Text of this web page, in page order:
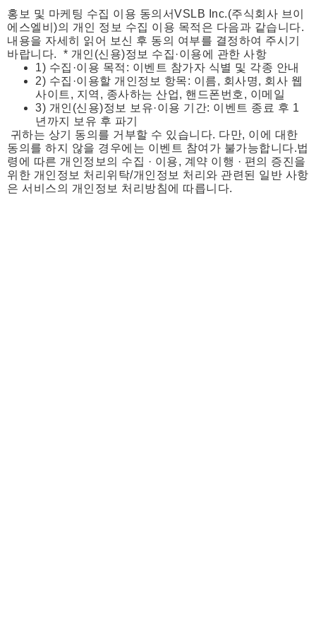
홍보 및 마케팅 수집 이용 동의서VSLB Inc.(주식회사 브이
에스엘비)의 개인 정보 수집 이용 목적은 다음과 같습니다.
내용을 자세히 읽어 보신 후 동의 여부를 결정하여 주시기
바랍니다.
* 개인(신용)정보 수집·이용에 관한 사항
1) 수집·이용 목적: 이벤트 참가자 식별 및 각종 안내
2) 수집·이용할 개인정보 항목: 이름, 회사명, 회사 웹
사이트, 지역, 종사하는 산업, 핸드폰번호, 이메일
3) 개인(신용)정보 보유·이용 기간: 이벤트 종료 후 1
년까지 보유 후 파기
귀하는 상기 동의를 거부할 수 있습니다. 다만, 이에 대한
동의를 하지 않을 경우에는 이벤트 참여가 불가능합니다.법
령에 따른 개인정보의 수집 · 이용, 계약 이행 · 편의 증진을
위한 개인정보 처리위탁/개인정보 처리와 관련된 일반 사항
은 서비스의 개인정보 처리방침에 따릅니다.